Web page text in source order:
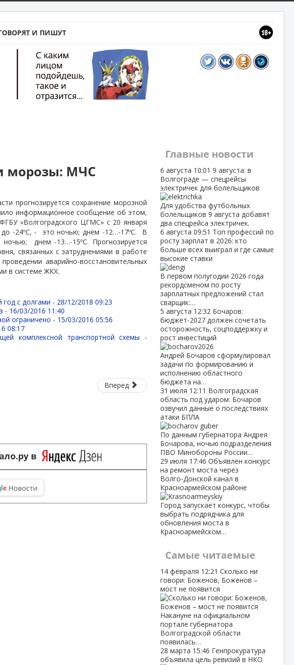
И ПИШУТ
морозы: МЧС
прогнозируется сохранение морозной
информационное сообщение об этом,
«Волгоградского ЦГМС» с 20 января
-24ºС, -
это ночью; днем -12…-17ºС.
В
ночью;
днем -13…-15ºС. Прогнозируется
связанных с затруднениями в работе
аварийно-восстановительных
в системе ЖКХ.
год с долгами - 28/12/2018 09:23
- 16/03/2016 11:40
ограничено - 15/03/2016 05:56
08:17
комплексной транспортной схемы -
Вперед
в
Главные новости
6 августа 10:01 9 августа: в
Волгограде — спецрейсы
электричек для болельщиков
Для удобства футбольных
болельщиков 9 августа добавят
два спецрейса электричек.
6 августа 09:51 Топ профессий по
росту зарплат в 2026: кто
больше всех выиграл и где самые
высокие ставки
В первом полугодии 2026 года
рекордсменом по росту
зарплатных предложений стал
сварщик:…
5 августа 12:32 Бочаров:
бюджет‑2027 должен сочетать
осторожность, соцподдержку и
рост инвестиций
Андрей Бочаров сформулировал
задачи по формированию и
исполнению областного
бюджета на…
31 июля 12:11 Волгоградская
область под ударом: Бочаров
озвучил данные о последствиях
атаки БПЛА
По данным губернатора Андрея
Бочарова, ночью подразделения
ПВО Минобороны России…
29 июля 17:46 Объявлен конкурс
на ремонт моста через
Волго‑Донской канал в
Красноармейском районе
Город запускает конкурс, чтобы
выбрать подрядчика для
обновления моста в
Красноармейском…
Самые читаемые
14 февраля 12:21 Сколько ни
говори: Боженов, Боженов –
мост не появится
Накануне на официальном
портале губернатора
Волгоградской области
появилась…
28 марта 15:46 Генпрокуратура
объявила цель ревизий в НКО